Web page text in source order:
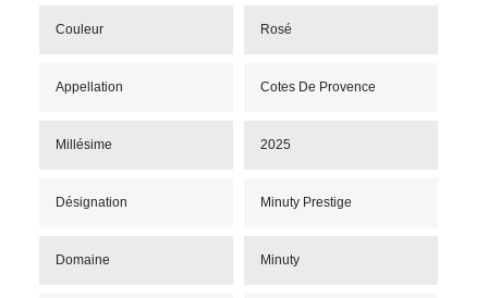
Couleur Rosé
Appellation Cotes De Provence
Millésime 2025
Désignation Minuty Prestige
Domaine Minuty